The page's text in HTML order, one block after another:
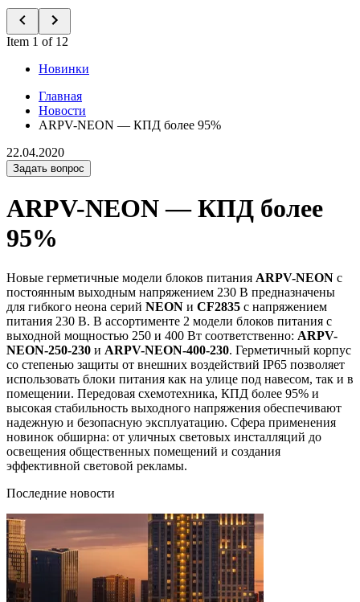
Item 1 of 12
Новинки
Главная
Новости
ARPV-NEON — КПД более 95%
22.04.2020
Задать вопрос
ARPV-NEON — КПД более
95%
Новые герметичные модели блоков питания ARPV-NEON с
постоянным выходным напряжением 230 В предназначены
для гибкого неона серий NEON и CF2835 с напряжением
питания 230 В. В ассортименте 2 модели блоков питания с
выходной мощностью 250 и 400 Вт соответственно: ARPV-
NEON-250-230 и ARPV-NEON-400-230. Герметичный корпус
со степенью защиты от внешних воздействий IP65 позволяет
использовать блоки питания как на улице под навесом, так и в
помещении. Передовая схемотехника, КПД более 95% и
высокая стабильность выходного напряжения обеспечивают
надежную и безопасную эксплуатацию. Сфера применения
новинок обширна: от уличных световых инсталляций до
освещения общественных помещений и создания
эффективной световой рекламы.
Последние новости